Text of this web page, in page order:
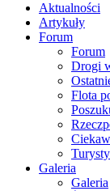
Aktualności
Artykuły
Forum
Forum
Drogi
Flota
Galeria
Galeria